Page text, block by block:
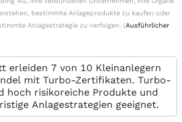
bestimmte Anlageprodukte zu kaufen oder
Anlagestrategie zu verfolgen. (Ausführlicher
erleiden 7 von 10 Kleinanlegern
mit Turbo-Zertifikaten. Turbo-
hoch risikoreiche Produkte und
Anlagestrategien geeignet.